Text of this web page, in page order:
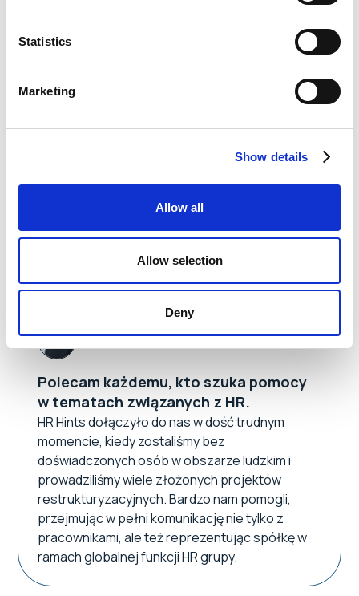
Statistics
Marketing
Show details
Allow all
Allow selection
Deny
biznesowych. To co najbardziej doceniam to
większych wyzwań była również zmiana
wsparcia z zewnątrz trudno byłoby przełamać
ten sposób działania. Doradztwo oraz
tu kluczową rolę, a głównie pomogło spojrzenie
z boku, szeroka perspektywa oraz
doświadczenie w pracy w placówkach
Polecam każdemu, kto szuka pomocy
w tematach związanych z HR.
HR Hints dołączyło do nas w dość trudnym
momencie, kiedy zostaliśmy bez
doświadczonych osób w obszarze ludzkim i
prowadziliśmy wiele złożonych projektów
restrukturyzacyjnych. Bardzo nam pomogli,
przejmując w pełni komunikację nie tylko z
pracownikami, ale też reprezentując spółkę w
ramach globalnej funkcji HR grupy.